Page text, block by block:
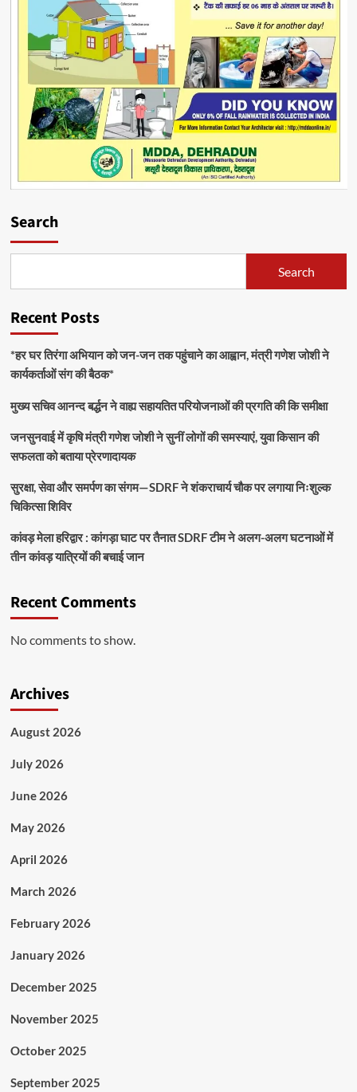
Search
Search
Recent Posts
*हर घर तिरंगा अभियान को जन-जन तक पहुंचाने का आह्वान, मंत्री गणेश जोशी ने
कार्यकर्ताओं संग की बैठक*
मुख्य सचिव आनन्द बर्द्धन ने वाह्य सहायतित परियोजनाओं की प्रगति की कि समीक्षा
जनसुनवाई में कृषि मंत्री गणेश जोशी ने सुनीं लोगों की समस्याएं, युवा किसान की
सफलता को बताया प्रेरणादायक
सुरक्षा, सेवा और समर्पण का संगम—SDRF ने शंकराचार्य चौक पर लगाया निःशुल्क
चिकित्सा शिविर
कांवड़ मेला हरिद्वार : कांगड़ा घाट पर तैनात SDRF टीम ने अलग-अलग घटनाओं में
तीन कांवड़ यात्रियों की बचाई जान
Recent Comments
No comments to show.
Archives
August 2026
July 2026
June 2026
May 2026
April 2026
March 2026
February 2026
January 2026
December 2025
November 2025
October 2025
September 2025